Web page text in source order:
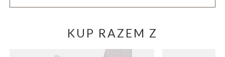
KUP RAZEM Z